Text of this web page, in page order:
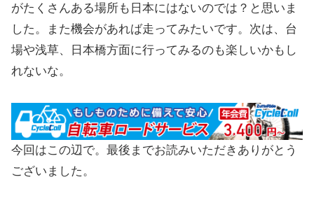
がたくさんある場所も日本にはないのでは？と思いま
した。また機会があれば走ってみたいです。次は、台
場や浅草、日本橋方面に行ってみるのも楽しいかもし
れないな。
今回はこの辺で。最後までお読みいただきありがとう
ございました。